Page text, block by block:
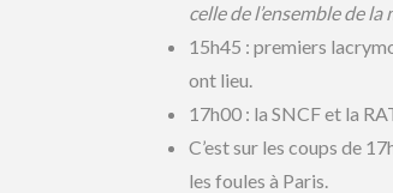
celle de l’ensemble de
15h45 : premiers
ont lieu.
17h00 : la SNCF et la
C’est sur les coups de
les foules à Paris.